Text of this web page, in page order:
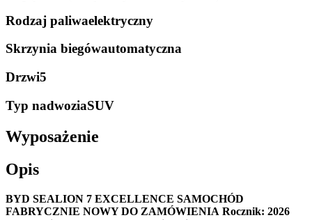
Rodzaj paliwaelektryczny
Skrzynia biegówautomatyczna
Drzwi5
Typ nadwoziaSUV
Wyposażenie
Opis
BYD SEALION 7 EXCELLENCE SAMOCHÓD
FABRYCZNIE NOWY DO ZAMÓWIENIA Rocznik: 2026